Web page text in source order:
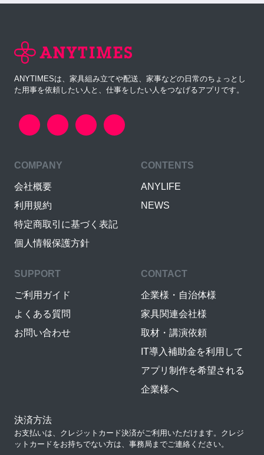
ANYTIMESは、家具組み立てや配送、家事などの日常のちょっとし
た用事を依頼したい人と、仕事をしたい人をつなげるアプリです。
COMPANY
会社概要
利用規約
特定商取引に基づく表記
個人情報保護方針
CONTENTS
ANYLIFE
NEWS
SUPPORT
ご利用ガイド
よくある質問
お問い合わせ
CONTACT
企業様・自治体様
家具関連会社様
取材・講演依頼
IT導入補助金を利用して
アプリ制作を希望される
企業様へ
決済方法
お支払いは、クレジットカード決済がご利用いただけます。クレジ
ットカードをお持ちでない方は、事務局までご連絡ください。